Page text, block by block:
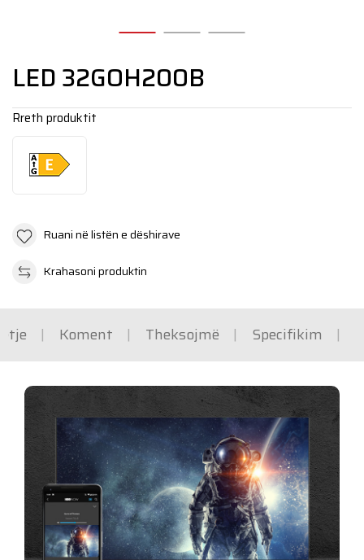
LED 32GOH200B
Rreth produktit
Ruani në listën e dëshirave
Krahasoni produktin
Koment Theksojmë Specifikim